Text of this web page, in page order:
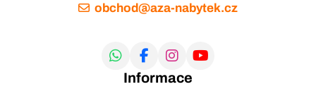
obchod@aza-nabytek.cz
Informace